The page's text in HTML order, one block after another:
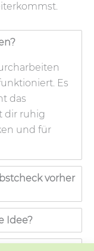
Es
das
dir ruhig
und für
vorher
Idee?